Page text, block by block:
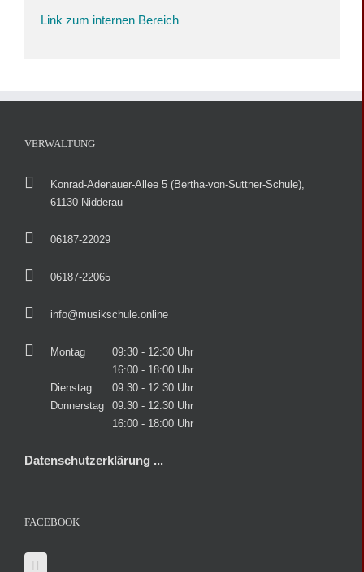
Link zum internen Bereich
VERWALTUNG
Konrad-Adenauer-Allee 5 (Bertha-von-Suttner-Schule),
61130 Nidderau
06187-22029
06187-22065
info@musikschule.online
Montag
09:30 - 12:30 Uhr
16:00 - 18:00 Uhr
Dienstag
09:30 - 12:30 Uhr
Donnerstag
09:30 - 12:30 Uhr
16:00 - 18:00 Uhr
Datenschutzerklärung ...
FACEBOOK